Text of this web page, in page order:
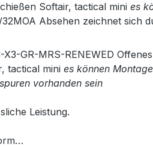
Softair, tactical mini es
Absehen zeichnet
GR-MRS-RENEWED
tactical mini es können
vorhanden sein
Leistung.